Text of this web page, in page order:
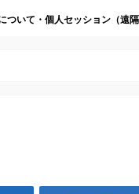
いて・個人セッション（遠